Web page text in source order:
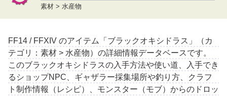
素材 > 水産物
FF14 / FFXIV のアイテム「ブラックオキシドラス」（カ
テゴリ：素材 > 水産物）の詳細情報データベースです。
このブラックオキシドラスの入手方法や使い道、入手でき
るショップNPC、ギャザラー採集場所や釣り方、クラフ
ト制作情報（レシピ）、モンスター（モブ）からのドロッ